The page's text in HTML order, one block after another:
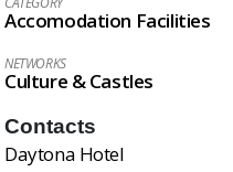
Accomodation Facilities
NETWORKS
Culture & Castles
Contacts
Daytona Hotel